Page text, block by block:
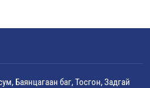
Баянцагаан баг, Тосгон, Задгай